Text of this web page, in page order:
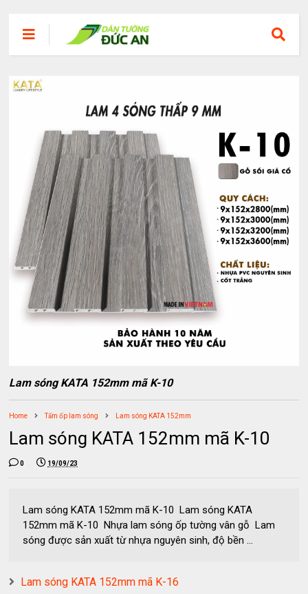
Lam sóng KATA 152mm mã K-10
Home Tấm ốp lam sóng Lam sóng KATA 152mm
Lam sóng KATA 152mm mã K-10
0 19/09/23
Lam sóng KATA 152mm mã K-10 Lam sóng KATA
152mm mã K-10 Nhựa lam sóng ốp tường vân gỗ Lam
sóng được sản xuất từ nhựa nguyên sinh, độ bền ...
Lam sóng KATA 152mm mã K-16